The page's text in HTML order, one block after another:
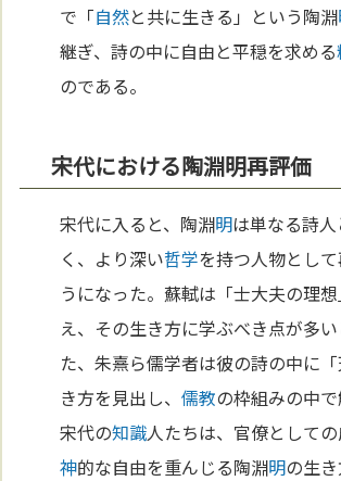
で「自然と共に生きる」という陶淵
継ぎ、詩の中に自由と平穏を求める
のである。
宋代における陶淵明再評価
宋代に入ると、陶淵明は単なる詩
く、より深い哲学を持つ人物とし
うになった。蘇軾は「士大夫の理
え、その生き方に学ぶべき点が多
た、朱熹ら儒学者は彼の詩の中に
き方を見出し、儒教の枠組みの中で
宋代の知識人たちは、官僚として
神的な自由を重んじる陶淵明の生